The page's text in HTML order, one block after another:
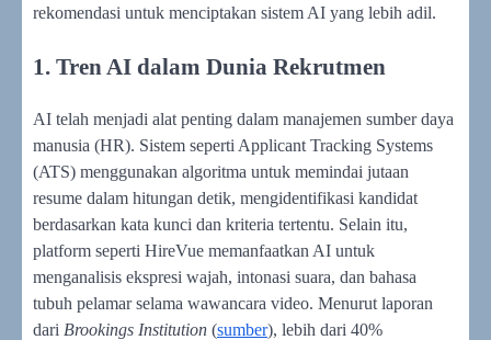
rekomendasi untuk menciptakan sistem AI yang lebih adil.
1. Tren AI dalam Dunia Rekrutmen
AI telah menjadi alat penting dalam manajemen sumber daya
manusia (HR). Sistem seperti Applicant Tracking Systems
(ATS) menggunakan algoritma untuk memindai jutaan
resume dalam hitungan detik, mengidentifikasi kandidat
berdasarkan kata kunci dan kriteria tertentu. Selain itu,
platform seperti HireVue memanfaatkan AI untuk
menganalisis ekspresi wajah, intonasi suara, dan bahasa
tubuh pelamar selama wawancara video. Menurut laporan
dari Brookings Institution (sumber), lebih dari 40%